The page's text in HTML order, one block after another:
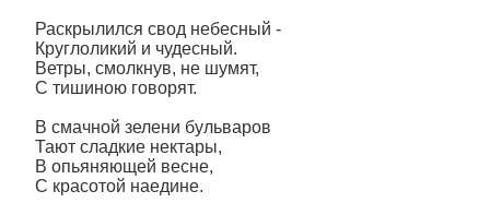
Раскрылился свод небесный -
Круглоликий и чудесный.
Ветры, смолкнув, не шумят,
С тишиною говорят.
В смачной зелени бульваров
Тают сладкие нектары,
В опьяняющей весне,
С красотой наедине.